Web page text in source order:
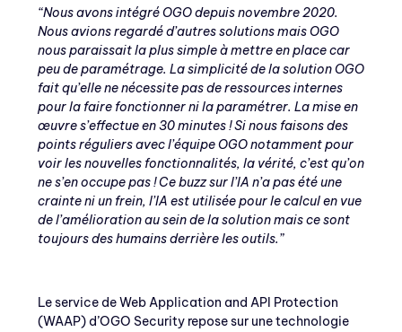
“Nous avons intégré OGO depuis novembre 2020.
Nous avions regardé d’autres solutions mais OGO
nous paraissait la plus simple à mettre en placecar
peu de paramétrage. La simplicité de la solution OGO
fait qu’elle ne nécessite pas de ressources internes
pour la faire fonctionner ni la paramétrer. La mise en
œuvre s’effectue en 30 minutes ! Si nous faisons des
points réguliers avec l’équipe OGO notamment pour
voir les nouvelles fonctionnalités, la vérité, c’est qu’on
ne s’en occupe pas ! Ce buzz sur l’IA n’a pas été une
crainte ni un frein, l’IA est utilisée pour le calcul en vue
de l’amélioration au sein de la solution mais ce sont
toujours des humains derrière les outils.”
Le service de Web Application and API Protection
(WAAP) d’OGO Security repose sur une technologie